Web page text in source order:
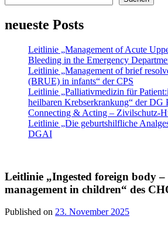
neueste Posts
Leitlinie „Management of Acute
Bleeding in the Emergency
Leitlinie „Management of brief
(BRUE) in infants“ der CPS
Leitlinie „Palliativmedizin für
heilbaren Krebserkrankung“ der DG
Connecting & Acting – Zivilschutz-
Leitlinie „Die geburtshilfliche
DGAI
Leitlinie „Ingested foreign body –
management in children“ des
Published on 23. November 2025